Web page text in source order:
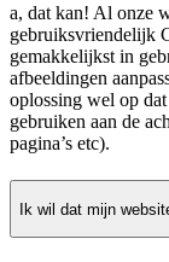
a, dat kan! Al onze
gebruiksvriendelijk
gemakkelijkst in
afbeeldingen
oplossing wel op
gebruiken aan de
pagina’s etc).
Ik wil dat mijn